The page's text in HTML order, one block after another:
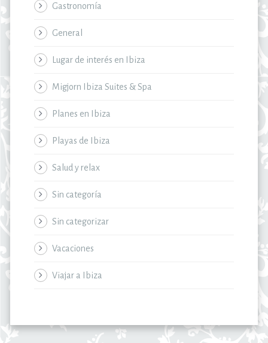
Gastronomía
General
Lugar de interés en Ibiza
Migjorn Ibiza Suites & Spa
Planes en Ibiza
Playas de Ibiza
Salud y relax
Sin categoría
Sin categorizar
Vacaciones
Viajar a Ibiza